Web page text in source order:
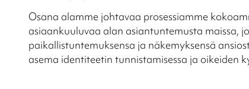
Osana alamme johtavaa prosessiamme
asiaankuuluvaa alan asiantuntemusta maissa,
paikallistuntemuksensa ja näkemyksensä
asema identiteetin tunnistamisessa ja oikeiden